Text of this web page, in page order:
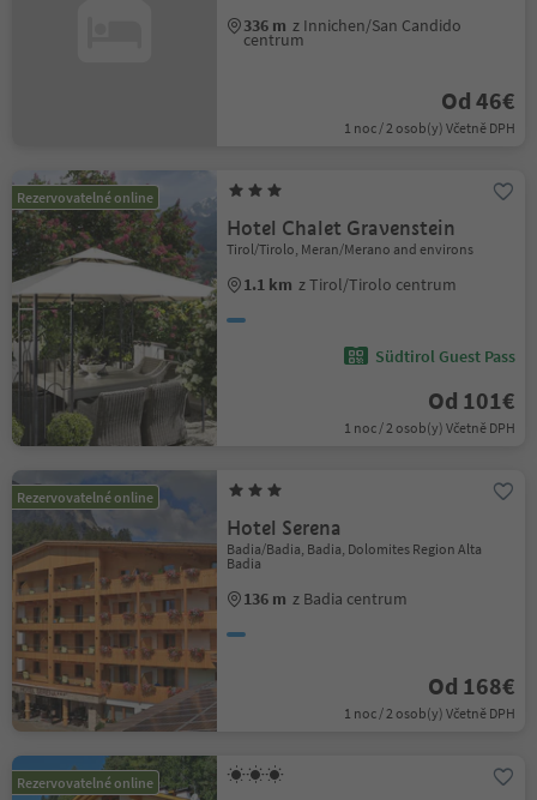
336 m z Innichen/San Candido
centrum
Od 46€
1 noc / 2 osob(y) Včetně DPH
Rezervovatelné online
Hotel Chalet Gravenstein
Tirol/Tirolo, Meran/Merano and environs
1.1 km z Tirol/Tirolo centrum
Südtirol Guest Pass
Od 101€
1 noc / 2 osob(y) Včetně DPH
Rezervovatelné online
Hotel Serena
Badia/Badia, Badia, Dolomites Region Alta
Badia
136 m z Badia centrum
Od 168€
1 noc / 2 osob(y) Včetně DPH
Rezervovatelné online